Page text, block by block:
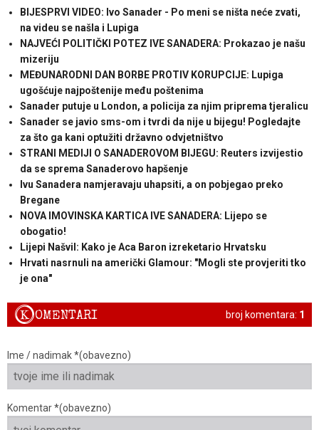
BIJESPRVI VIDEO: Ivo Sanader - Po meni se ništa neće zvati,
na videu se našla i Lupiga
NAJVEĆI POLITIČKI POTEZ IVE SANADERA: Prokazao je našu
mizeriju
MEĐUNARODNI DAN BORBE PROTIV KORUPCIJE: Lupiga
ugošćuje najpoštenije među poštenima
Sanader putuje u London, a policija za njim priprema tjeralicu
Sanader se javio sms-om i tvrdi da nije u bijegu! Pogledajte
za što ga kani optužiti državno odvjetništvo
STRANI MEDIJI O SANADEROVOM BIJEGU: Reuters izvijestio
da se sprema Sanaderovo hapšenje
Ivu Sanadera namjeravaju uhapsiti, a on pobjegao preko
Bregane
NOVA IMOVINSKA KARTICA IVE SANADERA: Lijepo se
obogatio!
Lijepi Našvil: Kako je Aca Baron izreketario Hrvatsku
Hrvati nasrnuli na američki Glamour: "Mogli ste provjeriti tko
je ona"
broj komentara: 1
KOMENTARI
Ime / nadimak *(obavezno)
Komentar *(obavezno)